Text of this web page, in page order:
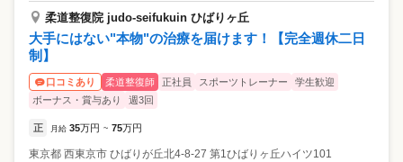
柔道整復院 judo-seifukuin ひばりヶ丘
大手にはない"本物"の治療を届けます！【完全週休二日
制】
口コミあり 柔道整復師 正社員 スポーツトレーナー
学生歓迎
ボーナス・賞与あり
週3回
正 月給 35万円 ~ 75万円
東京都 西東京市 ひばりが丘北4-8-27 第1ひばりヶ丘ハイツ101